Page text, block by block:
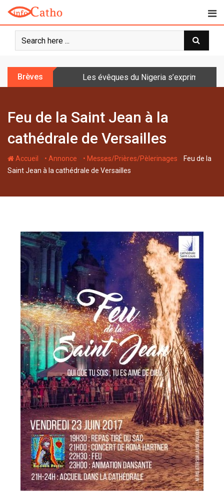
o
Brèves Les évêques du Nigeria s’expriment
Feu de la Saint Jean à la
cathédrale de Versailles
Accueil - • Annonce - • Messes/Prières/Pèlerinages - Feu de la
Saint Jean à la cathédrale de Versailles